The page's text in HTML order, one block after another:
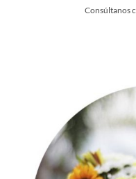
Consúltanos